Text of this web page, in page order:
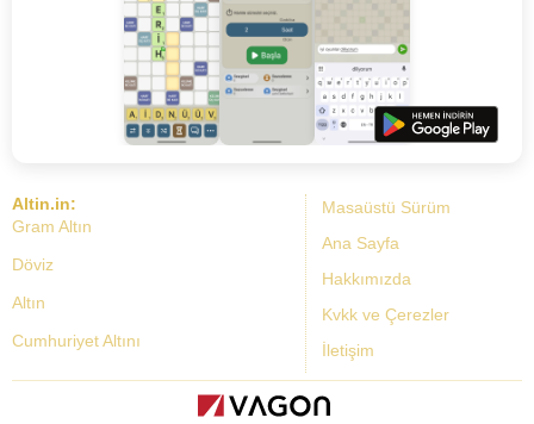
Masaüstü Sürüm
Ana Sayfa
Hakkımızda
Kvkk ve Çerezler
İletişim
Altin.in:
Gram Altın
Döviz
Altın
Cumhuriyet Altını
Dolar Kuru